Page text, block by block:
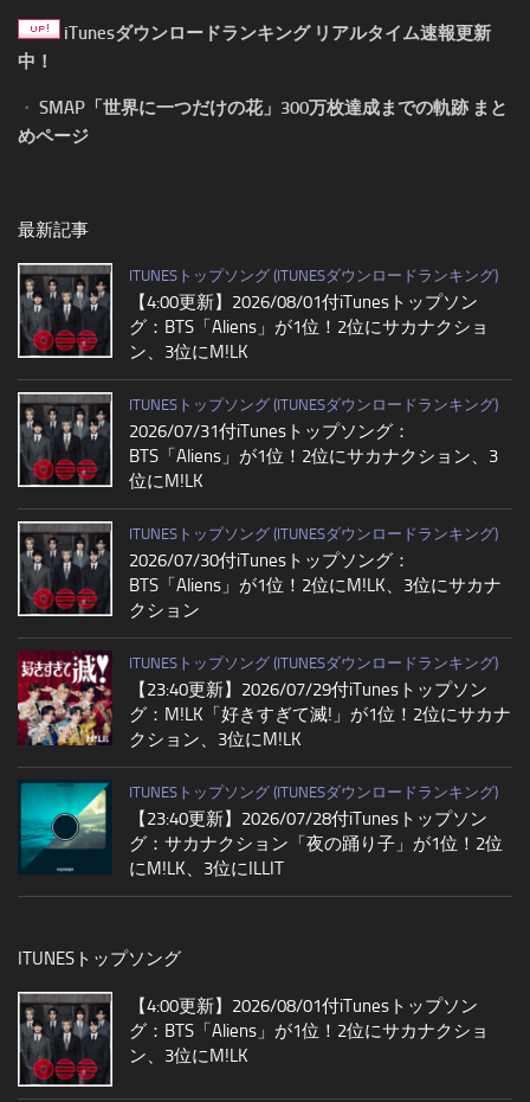
iTunesダウンロードランキング リアルタイム速報更新
中！
・ SMAP「世界に一つだけの花」300万枚達成までの軌跡 まと
めページ
最新記事
ITUNESトップソング (ITUNESダウンロードランキング)
【4:00更新】2026/08/01付iTunesトップソン
グ：BTS「Aliens」が1位！2位にサカナクショ
ン、3位にM!LK
ITUNESトップソング (ITUNESダウンロードランキング)
2026/07/31付iTunesトップソング：
BTS「Aliens」が1位！2位にサカナクション、3
位にM!LK
ITUNESトップソング (ITUNESダウンロードランキング)
2026/07/30付iTunesトップソング：
BTS「Aliens」が1位！2位にM!LK、3位にサカナ
クション
ITUNESトップソング (ITUNESダウンロードランキング)
【23:40更新】2026/07/29付iTunesトップソン
グ：M!LK「好きすぎて滅!」が1位！2位にサカナ
クション、3位にM!LK
ITUNESトップソング (ITUNESダウンロードランキング)
【23:40更新】2026/07/28付iTunesトップソン
グ：サカナクション「夜の踊り子」が1位！2位
にM!LK、3位にILLIT
ITUNESトップソング
【4:00更新】2026/08/01付iTunesトップソン
グ：BTS「Aliens」が1位！2位にサカナクショ
ン、3位にM!LK